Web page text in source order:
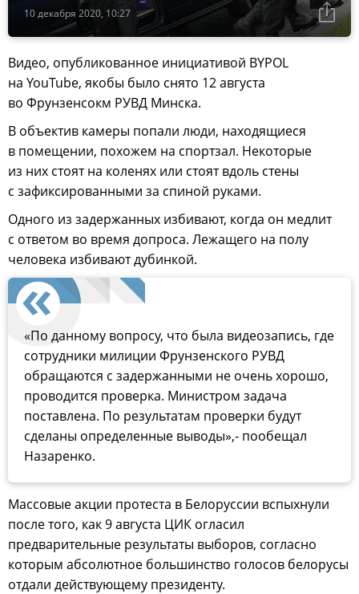
10 декабря 2020, 10:27
Видео, опубликованное инициативой BYPOL
на YouTube, якобы было снято 12 августа
во Фрунзенсокм РУВД Минска.
В объектив камеры попали люди, находящиеся
в помещении, похожем на спортзал. Некоторые
из них стоят на коленях или стоят вдоль стены
с зафиксированными за спиной руками.
Одного из задержанных избивают, когда он медлит
с ответом во время допроса. Лежащего на полу
человека избивают дубинкой.
«По данному вопросу, что была видеозапись, где
сотрудники милиции Фрунзенского РУВД
обращаются с задержанными не очень хорошо,
проводится проверка. Министром задача
поставлена. По результатам проверки будут
сделаны определенные выводы»,- пообещал
Назаренко.
Массовые акции протеста в Белоруссии вспыхнули
после того, как 9 августа ЦИК огласил
предварительные результаты выборов, согласно
которым абсолютное большинство голосов белорусы
отдали действующему президенту.